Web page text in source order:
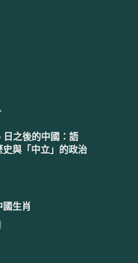
日之後的中國：語
史與「中立」的政治
國生肖首頁